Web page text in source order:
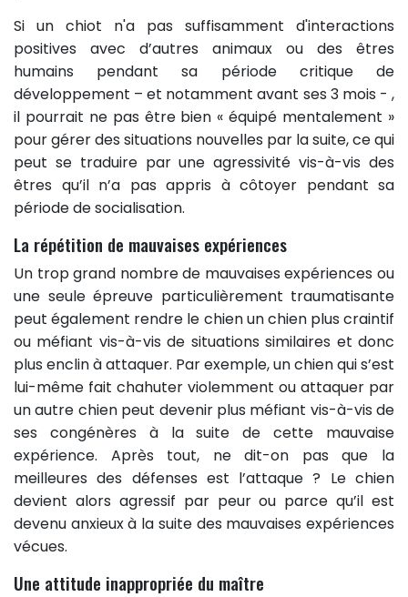
Si un chiot n'a pas suffisamment d'interactions
positives avec d’autres animaux ou des êtres
humains pendant sa période critique de
développement – et notamment avant ses 3 mois - ,
il pourrait ne pas être bien « équipé mentalement »
pour gérer des situations nouvelles par la suite, ce qui
peut se traduire par une agressivité vis-à-vis des
êtres qu’il n’a pas appris à côtoyer pendant sa
période de socialisation.
La répétition de mauvaises expériences
Un trop grand nombre de mauvaises expériences ou
une seule épreuve particulièrement traumatisante
peut également rendre le chien un chien plus craintif
ou méfiant vis-à-vis de situations similaires et donc
plus enclin à attaquer. Par exemple, un chien qui s’est
lui-même fait chahuter violemment ou attaquer par
un autre chien peut devenir plus méfiant vis-à-vis de
ses congénères à la suite de cette mauvaise
expérience. Après tout, ne dit-on pas que la
meilleures des défenses est l’attaque ? Le chien
devient alors agressif par peur ou parce qu’il est
devenu anxieux à la suite des mauvaises expériences
vécues.
Une attitude inappropriée du maître